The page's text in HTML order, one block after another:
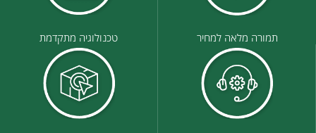
תמורה מלאה למחיר טכנולוגיה מתקדמת